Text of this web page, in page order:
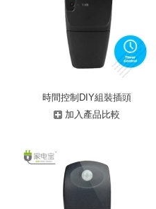
時間控制DIY組裝插頭
加入產品比較